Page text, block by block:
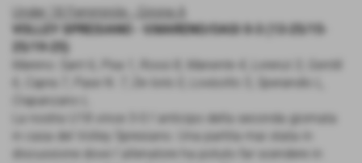
Under 18 Femminile - Girone A
VOLLEY SPRESIANO - V.MARENO/OASI 0-3 (13-25/15-
Mareno: Sant 6, Piva 1, Rossi 8, Manente 4, Lorenzi 3, Gentili
6, Capra 7, Pase N. 7, De Ioris 0, Lovisotto 5, Sperandio L,
Crapanzano L.
La nostra U18 vince 3-0 l´anticipo della seconda giornata
in casa del Volley Spresiano. Una partita mai stata in
discussione dove l´allenatore ha potuto far scendere in